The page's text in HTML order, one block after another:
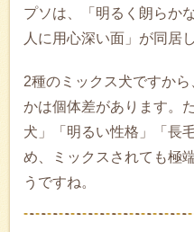
プソは、「明るく朗らか
人に用心深い面」が同居
2種のミックス犬ですか
かは個体差があります。
犬」「明るい性格」「長
め、ミックスされても極
うですね。